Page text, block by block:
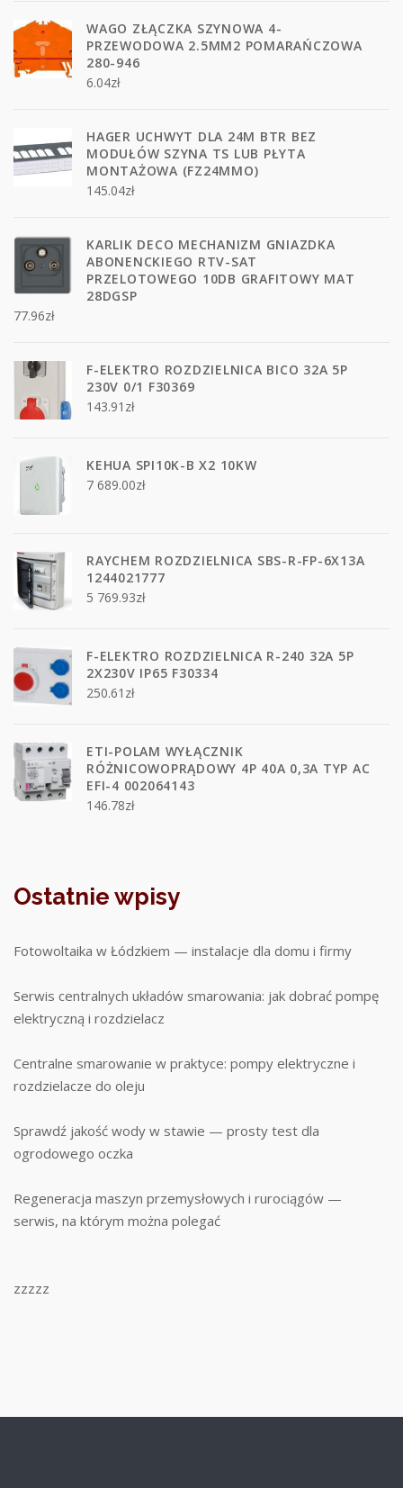
WAGO ZŁĄCZKA SZYNOWA 4-
PRZEWODOWA 2.5MM2 POMARAŃCZOWA
280-946
6.04zł
HAGER UCHWYT DLA 24M BTR BEZ
MODUŁÓW SZYNA TS LUB PŁYTA
MONTAŻOWA (FZ24MMO)
145.04zł
KARLIK DECO MECHANIZM GNIAZDKA
ABONENCKIEGO RTV-SAT
PRZELOTOWEGO 10DB GRAFITOWY MAT
28DGSP
77.96zł
F-ELEKTRO ROZDZIELNICA BICO 32A 5P
230V 0/1 F30369
143.91 zł
KEHUA SPI10K-B X2 10KW
7 689.00zł
RAYCHEM ROZDZIELNICA SBS-R-FP-6X13A
1244021777
5 769.93zł
F-ELEKTRO ROZDZIELNICA R-240 32A 5P
2X230V IP65 F30334
250.61 zł
ETI-POLAM WYŁĄCZNIK
RÓŻNICOWOPRĄDOWY 4P 40A 0,3A TYP AC
EFI-4 002064143
146.78zł
Ostatnie wpisy
Fotowoltaika w Łódzkiem — instalacje dla domu i firmy
Serwis centralnych układów smarowania: jak dobrać pompę
elektryczną i rozdzielacz
Centralne smarowanie w praktyce: pompy elektryczne i
rozdzielacze do oleju
Sprawdź jakość wody w stawie — prosty test dla
ogrodowego oczka
Regeneracja maszyn przemysłowych i rurociągów —
serwis, na którym można polegać
zzzzz